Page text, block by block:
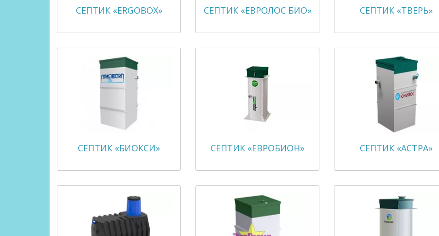
СЕПТИК «ERGOBOX» СЕПТИК «ЕВРОЛОС БИО» СЕПТИК «ТВЕРЬ»
СЕПТИК «БИОКСИ» СЕПТИК «ЕВРОБИОН» СЕПТИК «АСТРА»